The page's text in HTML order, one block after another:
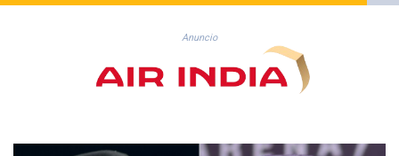
AZN 1.970043
BAM 1.961414
BBD 2.328364
BDT 143.103908
BMD 1.156149
Anuncio